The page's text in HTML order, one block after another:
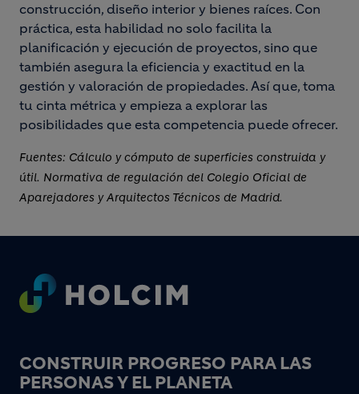
construcción, diseño interior y bienes raíces. Con
práctica, esta habilidad no solo facilita la
planificación y ejecución de proyectos, sino que
también asegura la eficiencia y exactitud en la
gestión y valoración de propiedades. Así que, toma
tu cinta métrica y empieza a explorar las
posibilidades que esta competencia puede ofrecer.
Fuentes: Cálculo y cómputo de superficies construida y
útil. Normativa de regulación del Colegio Oficial de
Aparejadores y Arquitectos Técnicos de Madrid.
Footer
CONSTRUIR PROGRESO PARA LAS
PERSONAS Y EL PLANETA